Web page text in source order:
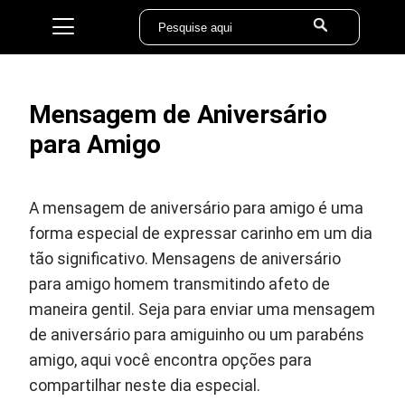
Mensagem de Aniversário
para Amigo
A mensagem de aniversário para amigo é uma
forma especial de expressar carinho em um dia
tão significativo. Mensagens de aniversário
para amigo homem transmitindo afeto de
maneira gentil. Seja para enviar uma mensagem
de aniversário para amiguinho ou um parabéns
amigo, aqui você encontra opções para
compartilhar neste dia especial.